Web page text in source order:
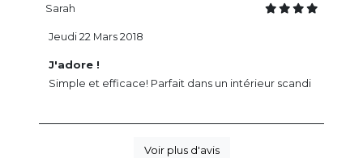
Sarah
J'adore !
Simple et efficace! Parfait dans un intérieur scandi
Jeudi 22 Mars 2018
Voir plus d'avis